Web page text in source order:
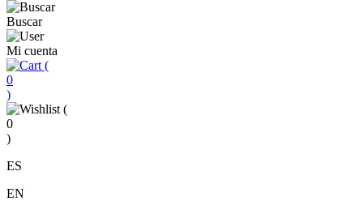
Buscar
Mi cuenta
(
0
)
(
0
)
ES
EN